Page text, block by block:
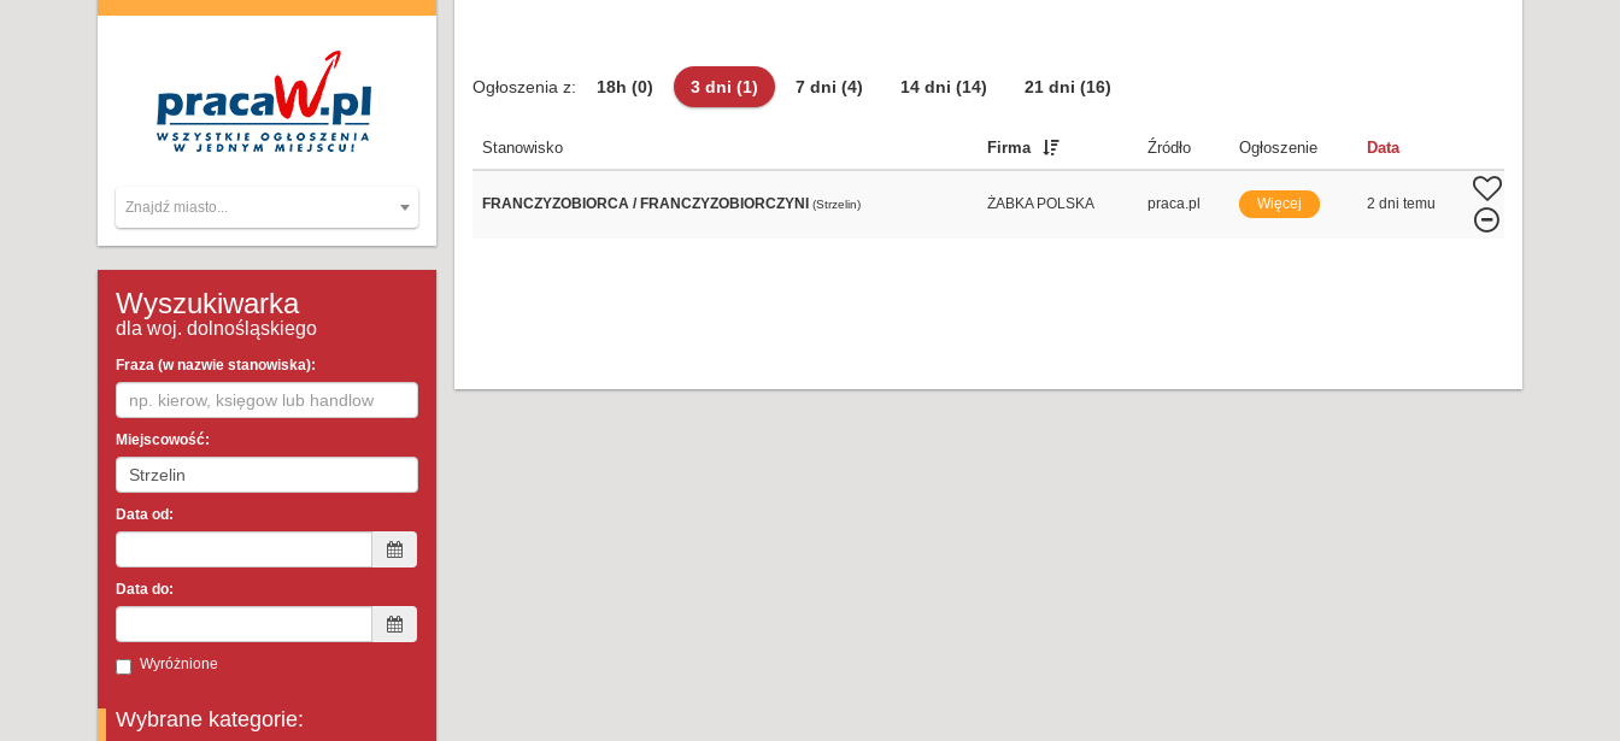
Znajdź miasto...
Wyszukiwarka
dla woj. dolnośląskiego
Fraza (w nazwie stanowiska):
Miejscowość:
Data od:
Data do:
Wyróżnione
Wybrane kategorie:
Ogłoszenia z: 18h (0) 3 dni (1) 7 dni (4) 14 dni (14) 21 dni (16)
Stanowisko Firma Źródło Ogłoszenie Data
FRANCZYZOBIORCA / FRANCZYZOBIORCZYNI (Strzelin) ŻABKA POLSKA praca.pl Więcej 2 dni temu